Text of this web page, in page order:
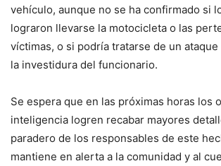
vehículo, aunque no se ha confirmado si
lograron llevarse la motocicleta o las
víctimas, o si podría tratarse de un
la investidura del funcionario.
Se espera que en las próximas horas los
inteligencia logren recabar mayores
paradero de los responsables de este
mantiene en alerta a la comunidad y al